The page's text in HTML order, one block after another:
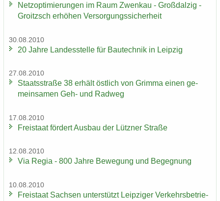
Netz­op­ti­mie­run­gen im Raum Zwenkau - Groß­dal­zig -
Groitzsch er­hö­hen Ver­sor­gungs­si­cher­heit
30.08.2010
20 Jahre Lan­des­stel­le für Bau­tech­nik in Leip­zig
27.08.2010
Staats­stra­ße 38 er­hält öst­lich von Grim­ma einen ge­
mein­sa­men Geh- und Rad­weg
17.08.2010
Frei­staat för­dert Aus­bau der Lütz­ner Stra­ße
12.08.2010
Via Regia - 800 Jahre Be­we­gung und Be­geg­nung
10.08.2010
Frei­staat Sach­sen un­ter­stützt Leip­zi­ger Ver­kehrs­be­trie­